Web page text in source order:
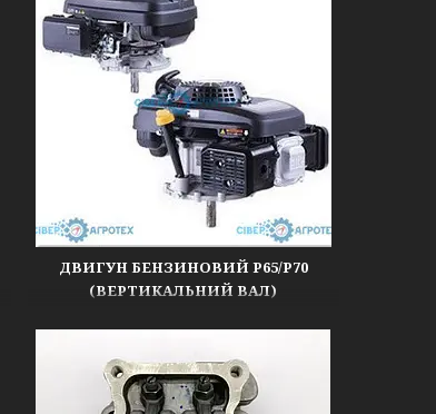
ДВИГУН БЕНЗИНОВИЙ P65/P70
(ВЕРТИКАЛЬНИЙ ВАЛ)